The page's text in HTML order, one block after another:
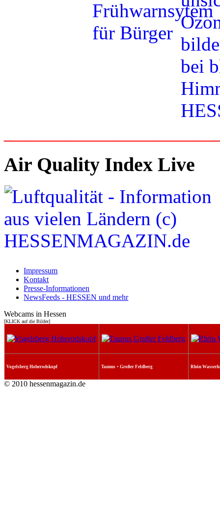
Air Quality Index Live
Impressum
Kontakt
Presse-Informationen
NewsFeeds - HESSEN und mehr
Webcams in Hessen
[KLICK auf die Bilder]
Vogelsberg Hoherodskopf Taunus + Großer Feldberg Rhön
© 2010 hessenmagazin.de